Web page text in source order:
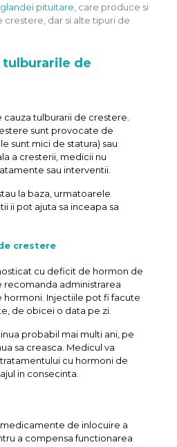
glandei pituitare , care produce si
crestere, dar si alte tipuri de
tulburarile de
tulburarii de crestere.
sunt provocate de
sunt mici de statura) sau
a cresterii, medicii nu
sau interventii.
la baza, urmatoarele
ii pot ajuta sa inceapa sa
crestere
cu deficit de hormon de
administrarea
hormoni. Injectiile pot fi facute
de obicei o data pe zi.
probabil mai multi ani, pe
sa creasca. Medicul va
cu hormoni de
in consecinta.
de inlocuire a
a compensa functionarea